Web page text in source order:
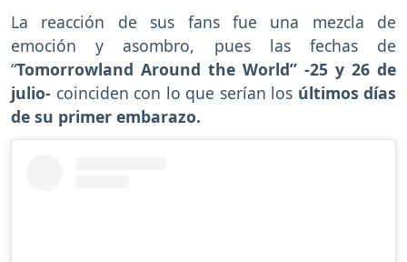
La reacción de sus fans fue una mezcla de
emoción y asombro, pues las fechas de
“Tomorrowland Around the World” -25 y 26 de
julio- coinciden con lo que serían los últimos días
de su primer embarazo.